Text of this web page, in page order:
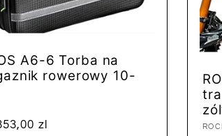
A6-6 Torba na
rowerowy 10-
zl